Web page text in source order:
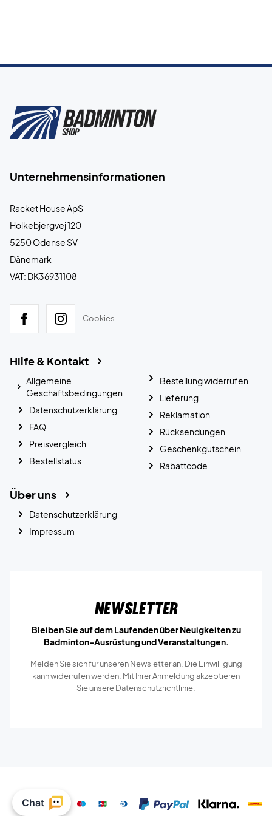
Unternehmensinformationen
Racket House ApS
Holkebjergvej 120
5250 Odense SV
Dänemark
VAT: DK36931108
Cookies
Hilfe & Kontakt
Allgemeine
Geschäftsbedingungen
Datenschutzerklärung
FAQ
Preisvergleich
Bestellstatus
Bestellung widerrufen
Lieferung
Reklamation
Rücksendungen
Geschenkgutschein
Rabattcode
Über uns
Datenschutzerklärung
Impressum
Newsletter
Bleiben Sie auf dem Laufenden über Neuigkeiten zu
Badminton-Ausrüstung und Veranstaltungen.
Melden Sie sich für unseren Newsletter an. Die Einwilligung
kann widerrufen werden. Mit Ihrer Anmeldung akzeptieren
Sie unsereDatenschutzrichtlinie.